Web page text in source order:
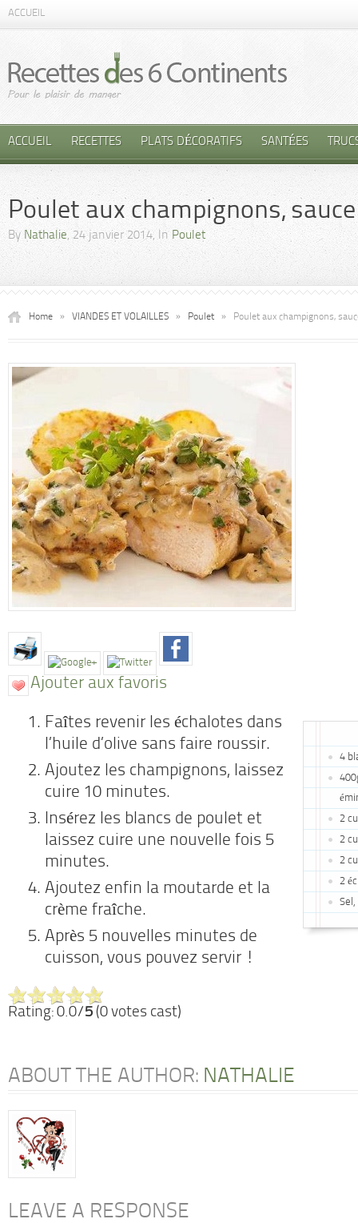
ACCUEIL
ACCUEIL RECETTES PLATS DÉCORATIFS SANTÉES
Poulet aux champignons,
By Nathalie, 24 janvier 2014, In Poulet
Home » VIANDES ET VOLAILLES » Poulet » Poulet aux champignons,
Ajouter aux favoris
4
2
2
2
2
Sel,
Faîtes revenir les échalotes dans
l’huile d’olive sans faire roussir.
Ajoutez les champignons, laissez
cuire 10 minutes.
Insérez les blancs de poulet et
laissez cuire une nouvelle fois 5
minutes.
Ajoutez enfin la moutarde et la
crème fraîche.
Après 5 nouvelles minutes de
cuisson, vous pouvez servir !
Rating: 0.0/5 (0 votes cast)
ABOUT THE AUTHOR: NATHALIE
LEAVE A RESPONSE